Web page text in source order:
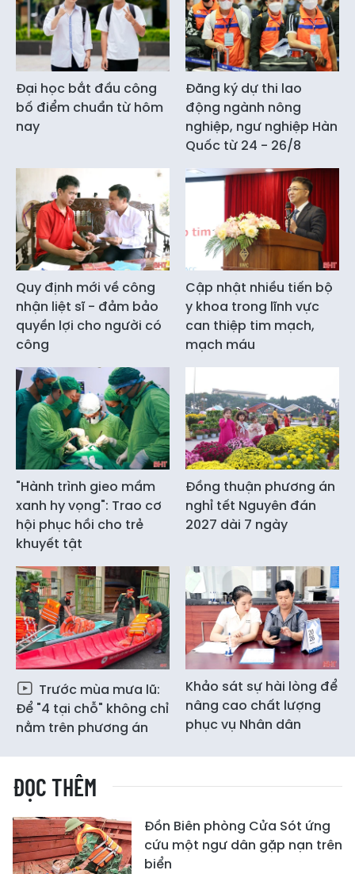
Đại học bắt đầu công
bố điểm chuẩn từ hôm
nay
Đăng ký dự thi lao
động ngành nông
nghiệp, ngư nghiệp Hàn
Quốc từ 24 - 26/8
Quy định mới về công
nhận liệt sĩ - đảm bảo
quyền lợi cho người có
công
Cập nhật nhiều tiến bộ
y khoa trong lĩnh vực
can thiệp tim mạch,
mạch máu
"Hành trình gieo mầm
xanh hy vọng": Trao cơ
hội phục hồi cho trẻ
khuyết tật
Đồng thuận phương án
nghỉ tết Nguyên đán
2027 dài 7 ngày
Trước mùa mưa lũ:
Để "4 tại chỗ" không chỉ
nằm trên phương án
Khảo sát sự hài lòng để
nâng cao chất lượng
phục vụ Nhân dân
ĐỌC THÊM
Đồn Biên phòng Cửa Sót ứng
cứu một ngư dân gặp nạn trên
biển